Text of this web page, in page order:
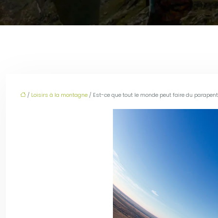
/ Loisirs à la montagne / Est-ce que tout le monde peut faire du